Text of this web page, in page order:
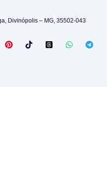
Divinópolis – MG, 35502-043